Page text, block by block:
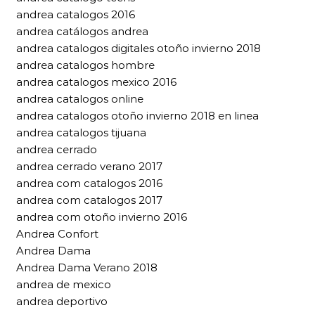
andrea catalogos 2016
andrea catálogos andrea
andrea catalogos digitales otoño invierno 2018
andrea catalogos hombre
andrea catalogos mexico 2016
andrea catalogos online
andrea catalogos otoño invierno 2018 en linea
andrea catalogos tijuana
andrea cerrado
andrea cerrado verano 2017
andrea com catalogos 2016
andrea com catalogos 2017
andrea com otoño invierno 2016
Andrea Confort
Andrea Dama
Andrea Dama Verano 2018
andrea de mexico
andrea deportivo